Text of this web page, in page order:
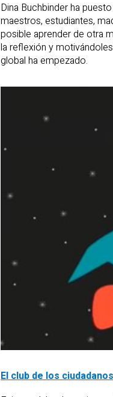
Dina Buchbinder ha
maestros, estudiantes,
posible aprender de otra
la reflexión y
global ha empezado.
El club de los